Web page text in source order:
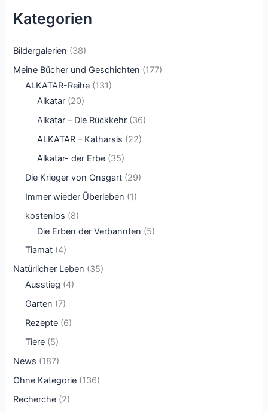
Kategorien
Bildergalerien (38)
Meine Bücher und Geschichten (177)
ALKATAR-Reihe (131)
Alkatar (20)
Alkatar – Die Rückkehr (36)
ALKATAR – Katharsis (22)
Alkatar- der Erbe (35)
Die Krieger von Onsgart (29)
Immer wieder Überleben (1)
kostenlos (8)
Die Erben der Verbannten (5)
Tiamat (4)
Natürlicher Leben (35)
Ausstieg (4)
Garten (7)
Rezepte (6)
Tiere (5)
News (187)
Ohne Kategorie (136)
Recherche (2)